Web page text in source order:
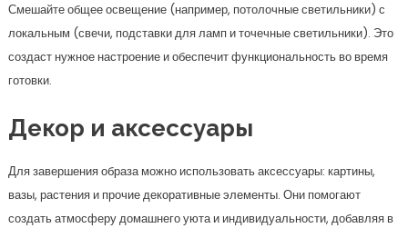
Смешайте общее освещение (например, потолочные светильники) с
локальным (свечи, подставки для ламп и точечные светильники). Это
создаст нужное настроение и обеспечит функциональность во время
готовки.
Декор и аксессуары
Для завершения образа можно использовать аксессуары: картины,
вазы, растения и прочие декоративные элементы. Они помогают
создать атмосферу домашнего уюта и индивидуальности, добавляя в